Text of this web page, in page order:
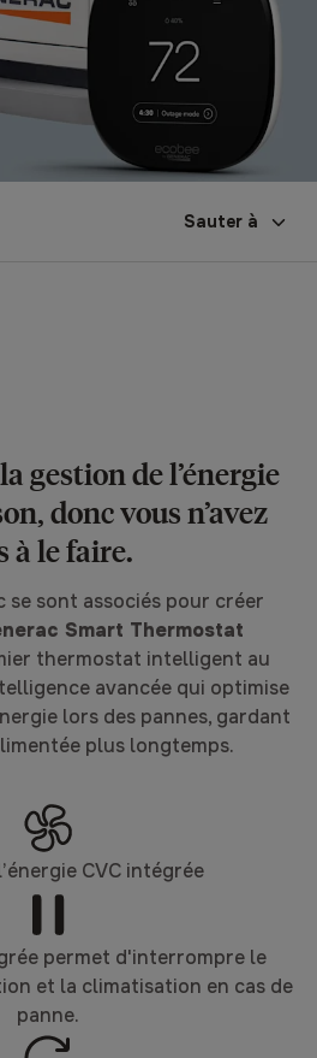
Sauter à
gestion de l’énergie
donc vous n’avez
à le faire.
se sont associés pour créer
Smart Thermostat
thermostat intelligent au
avancée qui optimise
lors des pannes, gardant
plus longtemps.
CVC intégrée
permet d'interrompre le
et la climatisation en cas de
panne.